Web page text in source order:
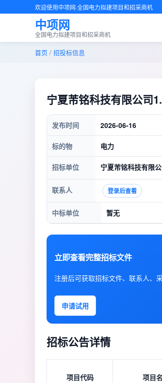
欢迎使用中项网·全国电力拟建项目和招采商机
中项网
全国电力拟建项目和招采商机
首页 / 招投标信息
宁夏芾铭科技有限公司
发布时间 2026-06-16
标的物 电力
招标单位 宁夏芾铭科技有限
联系人 登录后查看
中标单位 暂无
立即查看完整招标文件
注册后可获取招标文件、联系人、
申请试用
招标公告详情
项目代码 项目